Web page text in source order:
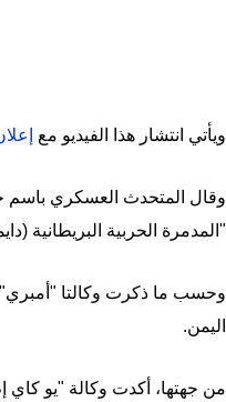
ويأتي انتشار هذا الفيديو مع
وقال المتحدث العسكري باسم
"المدمرة الحربية البريطانية
وحسب ما ذكرت وكالتا "أمبري"
اليمن.
من جهتها، أكدت وكالة "يو